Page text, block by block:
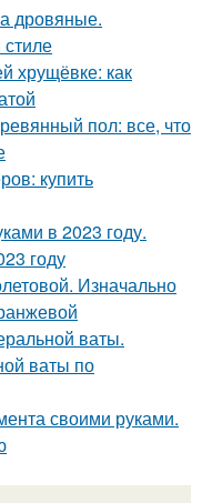
дровяные.
хрущёвке: как
пол: все, что
купить
в 2023 году.
году
Изначально
ваты.
ваты по
своими руками.